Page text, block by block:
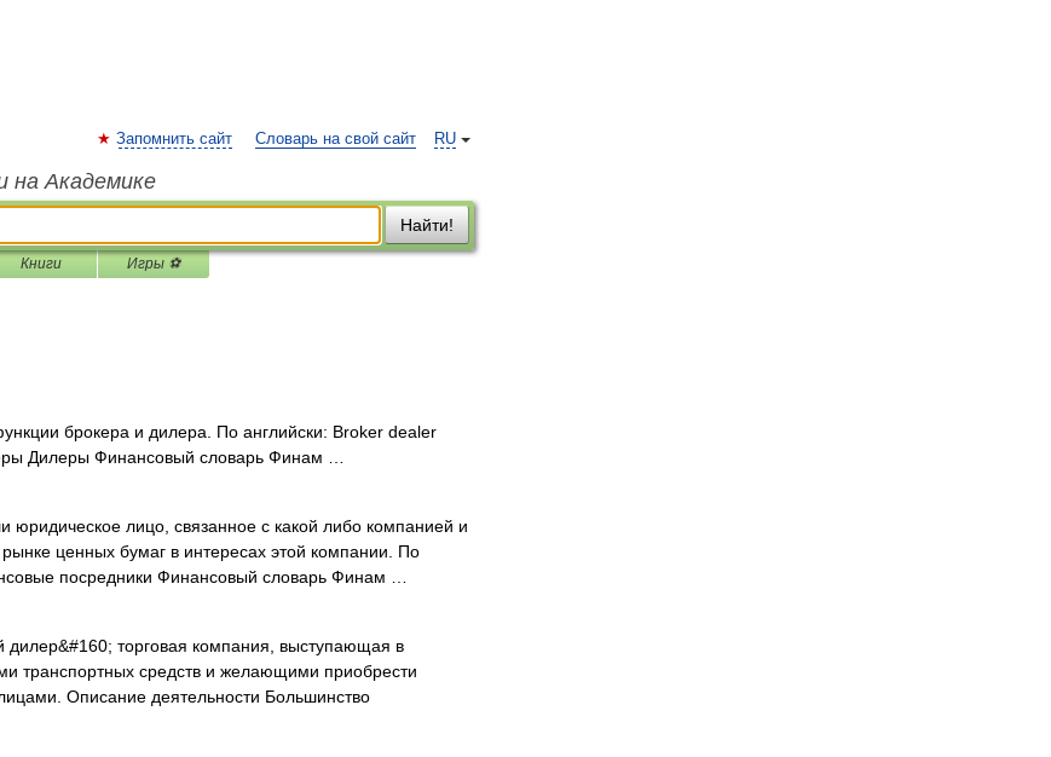
RU
Запомнить сайт Словарь на свой сайт
на Академике
Найти!
Книги Игры ⚽
брокера и дилера. По английски: Broker dealer
Дилеры Финансовый словарь Финам …
юридическое лицо, связанное с какой либо компанией и
ценных бумаг в интересах этой компании. По
посредники Финансовый словарь Финам …
торговая компания, выступающая в
транспортных средств и желающими приобрести
Описание деятельности Большинство